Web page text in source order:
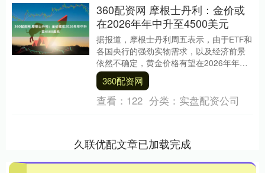
360配资网 摩根士丹利：金价或
在2026年年中升至4500美元
据报道，摩根士丹利周五表示，由于ETF和
各国央行的强劲实物需求，以及经济前景
依然不确定，黄金价格有望在2026年年中
升至每盎司4500美元。 举报 相关阅读
现....
360配资网
查看： 122 分类： 实盘配资公司
久联优配文章已加载完成